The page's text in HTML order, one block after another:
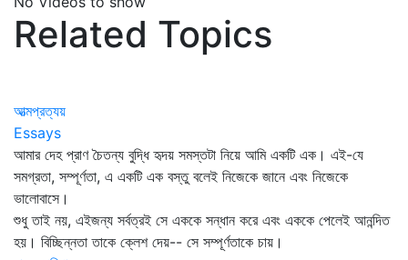
Related Topics
আত্মপ্রত্যয়
Essays
আমার দেহ প্রাণ চৈতন্য বুদ্ধি হৃদয় সমস্তটা নিয়ে আমি একটি এক। এই-যে
সমগ্রতা, সম্পূর্ণতা, এ একটি এক বস্তু বলেই নিজেকে জানে এবং নিজেকে
ভালোবাসে।
শুধু তাই নয়, এইজন্য সর্বত্রই সে এককে সন্ধান করে এবং এককে পেলেই আনন্দিত
হয়। বিচ্ছিন্নতা তাকে ক্লেশ দেয়-- সে সম্পূর্ণতাকে চায়।